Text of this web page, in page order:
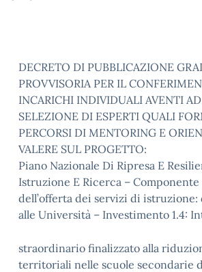
DECRETO DI PUBBLICAZIONE
PROVVISORIA PER IL
INCARICHI INDIVIDUALI AVENTI
SELEZIONE DI ESPERTI QUALI
PERCORSI DI MENTORING E
VALERE SUL PROGETTO:
Piano Nazionale Di Ripresa E
Istruzione E Ricerca –
dell’offerta dei servizi di istruzione:
alle Università – Investimento 1.4:
straordinario finalizzato alla
territoriali nelle scuole secondarie